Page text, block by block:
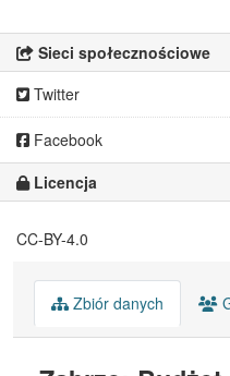
Sieci społecznościowe
Twitter
Facebook
Licencja
CC-BY-4.0
Zbiór danych